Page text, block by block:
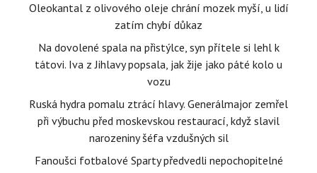
Oleokantal z olivového oleje chrání mozek myší, u lidí
zatím chybí důkaz
Na dovolené spala na přistýlce, syn přítele si lehl k
tátovi. Iva z Jihlavy popsala, jak žije jako páté kolo u
vozu
Ruská hydra pomalu ztrácí hlavy. Generálmajor zemřel
při výbuchu před moskevskou restaurací, když slavil
narozeniny šéfa vzdušných sil
Fanoušci fotbalové Sparty předvedli nepochopitelné